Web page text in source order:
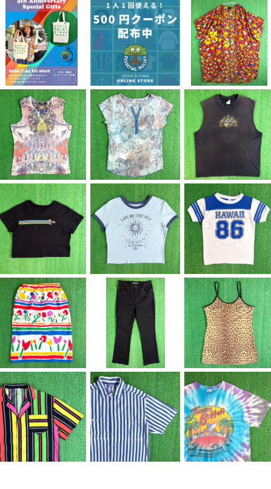
4周年ノベルティーキャ
ンペーン開催中！
¥4,444
SOLD OUT
【500円クーポン】1人1
回のみご利用可能！
¥500
SOLD OUT
【Lady's】 シアー素材
幾何学柄 羽織り シャツ
/ 古着 半袖 ガウン レデ
ィース 2264
¥7,980
【Lady's】 バロック調
アート デザイン ノース
リーブ Tシャツ / 古着
タンクトップ トップス テ
ィーシャツ T-Shirt レ
ディース 総柄 2261
¥5,980
【Lady's】 和風 アート
柄 トップス / アメリカ製
USA製 古着 レディー
ス T-Shirt ティーシャ
ツ Tシャツ 総柄 N157
8
¥5,980
【Men's】 Orange C
ounty Choppers カ
ットオフ Tシャツ / 古着
バイク バイカー ティー
シャツ T-Shirt メンズ
ノースリーブ 2257
【Lady's】 The Powe
rpuff Girls Tシャツ /
ティーシャツ T-Shirt
古着 レディース パワー
パフガールズ ミニ チビ
ピチ N1580
【Lady's】 ARIZONA
JEANS CO サン・ムー
ン モチーフ リンガー T
シャツ / ティーシャツ T
-Shirt 古着 ミニ ピチ
チビ レディース ボヘミ
アン N1579
¥4,500
【Lady's】 80s HAW
AII フットボール Tシャ
ツ / 80年代 ティーシャ
ツ T-Short チビ ピチ
ミニ レディース N1536
¥7,980
【Lady's】 70s - 80
s ポリコットン 花柄 ボ
ーダー スカート / アメ
リカ製 USA製 70年代
80年代 古着 レディー
ス 総柄 2246
¥7,980
【Lady's】 LAUREN J
EANS RALPH LAUR
EN レースデザイン フ
レアパンツ / 古着 パン
ツ フレア ラルフローレ
ン レディース N1555
¥9,900
【Lady's】 90s レオパ
ード キャミソール / 90
年代 古着 レディース ヒ
ョウ柄 豹柄 キャミ ワン
ピ ワンピース N1573
¥4,980
【Men's】 80s - 90s
マルチカラー ストライ
プ 開襟 シャツ / 80年
代 90年代 半袖 メンズ
カラフル N1577
¥7,980
【Men's】 90s ストラ
イプ コットン シャツ /
アメリカ製 USA製 90
年代 半袖 メンズ 2252
¥6,980
【Men's】 00s Jimm
y Buffett タイダイ ツ
アー Tシャツ / ティーシ
ャツ T-Shirt バンド
ロック カントリー 古着
ジミー・バフェット N15
75
¥8,980